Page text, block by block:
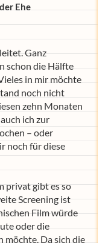
Ehe
Ganz
schon die Hälfte
in mir möchte
noch nicht
zehn Monaten
ich zur
– oder
noch für diese
privat gibt es so
Screening ist
Film würde
oder die
möchte. Da sich die